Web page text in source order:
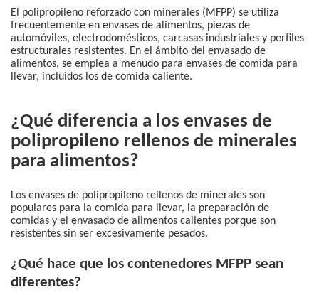
El polipropileno reforzado con minerales (MFPP) se utiliza
frecuentemente en envases de alimentos, piezas de
automóviles, electrodomésticos, carcasas industriales y perfiles
estructurales resistentes. En el ámbito del envasado de
alimentos, se emplea a menudo para envases de comida para
llevar, incluidos los de comida caliente.
¿Qué diferencia a los envases de
polipropileno rellenos de minerales
para alimentos?
Los envases de polipropileno rellenos de minerales son
populares para la comida para llevar, la preparación de
comidas y el envasado de alimentos calientes porque son
resistentes sin ser excesivamente pesados.
¿Qué hace que los contenedores MFPP sean
diferentes?